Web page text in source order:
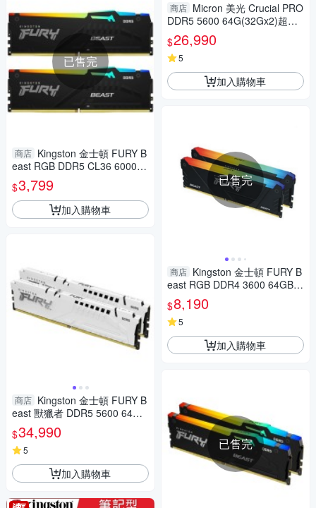
已售完
商店 Kingston 金士頓 FURY B
east RGB DDR5 CL36 6000 3
2GB(16Gx2) 桌機記憶體 KF56
0C36BBEAK2-32
$3,799
加入購物車
商店 Kingston 金士頓 FURY B
east 獸獵者 DDR5 5600 64GB
(32Gx2) 桌上型超頻記憶體(白)
KF556C36BWEK2-64
$34,990
5
加入購物車
商店 Micron 美光 Crucial PRO
DDR5 5600 64G(32Gx2)超頻
記憶體(雙通)(黑散熱片) CP2K3
2G56C46U5
$26,990
5
加入購物車
已售完
商店 Kingston 金士頓 FURY B
east RGB DDR4 3600 64GB(3
2GBx2) 桌上型記憶體 KF436C
18BB2AK2/64
$8,190
5
加入購物車
已售完